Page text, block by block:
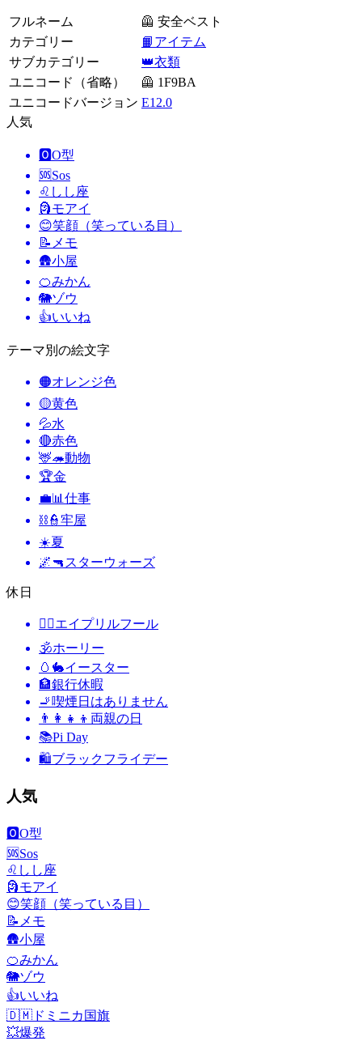
フルネーム
🦺 安全ベスト
カテゴリー
📙アイテム
サブカテゴリー
👑衣類
ユニコード（省略）
🦺 1F9BA
ユニコードバージョン E12.0
人気
🅾️O型
🆘Sos
♌ しし座
🗿モアイ
😊笑顔（笑っている目）
📝 メモ
🛖小屋
🍊みかん
🐘ゾウ
👍いいね
テーマ別の絵文字
🟠オレンジ色
🟡黄色
💦水
🔴赤色
🦌🦔動物
🏆金
💼📊 仕事
⛓️👮牢屋
☀️夏
🌌🔫 スターウォーズ
休日
🙆‍♂️エイプリルフール
🕉ホーリー
🥚🐇イースター
🏦銀行休暇
🚬 喫煙日はありません
👨‍👩‍👧‍👦 両親の日
📚Pi Day
🛍ブラックフライデー
人気
🅾️O型
🆘Sos
♌ しし座
🗿モアイ
😊笑顔（笑っている目）
📝 メモ
🛖小屋
🍊みかん
🐘ゾウ
👍いいね
🇩🇲 ドミニカ国旗
💥爆発